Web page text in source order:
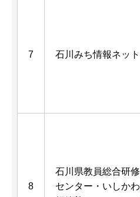
7 石川みち情報ネット
8
石川県教員総合研修
センター・いしかわ